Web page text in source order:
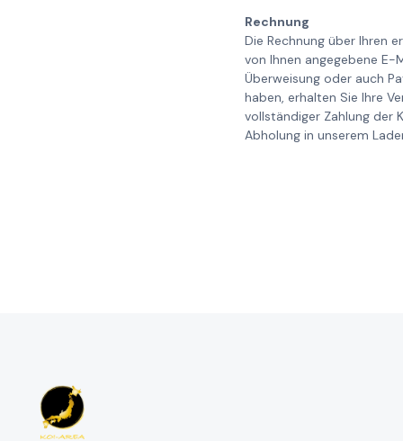
Rechnung
Die Rechnung über Ihren
von Ihnen angegebene E-
Überweisung oder auch
haben, erhalten Sie Ihre
vollständiger Zahlung der
Abholung in unserem